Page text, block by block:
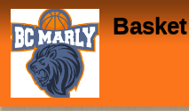
Panneau de gestion des